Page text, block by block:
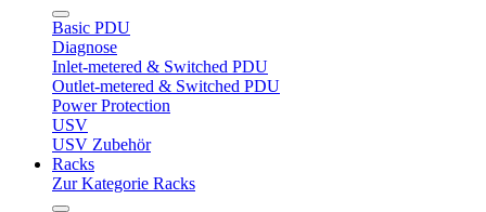
Basic PDU
Diagnose
Inlet-metered & Switched PDU
Outlet-metered & Switched PDU
Power Protection
USV
USV Zubehör
Racks
Zur Kategorie Racks